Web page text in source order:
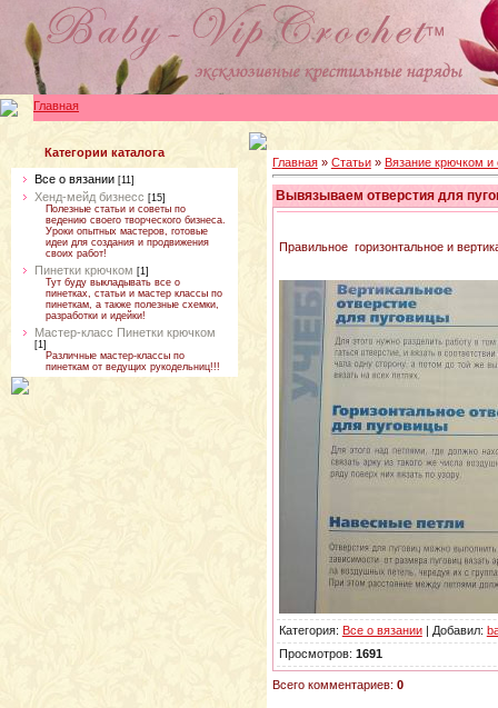
Главная
Категории каталога
Все о вязании [11]
Хенд-мейд бизнесс [15]
Полезные статьи и советы по
ведению своего творческого бизнеса.
Уроки опытных мастеров, готовые
идеи для создания и продвижения
своих работ!
Пинетки крючком [1]
Тут буду выкладывать все о
пинетках, статьи и мастер классы по
пинеткам, а также полезные схемки,
разработки и идейки!
Мастер-класс Пинетки крючком
[1]
Различные мастер-классы по
пинеткам от ведущих рукодельниц!!!
Главная» Статьи» Вязание крючком и
Вывязываем отверстия для
Правильное горизонтальное и
Категория: Все о вязании| Добавил:
Просмотров: 1691
Всего комментариев: 0